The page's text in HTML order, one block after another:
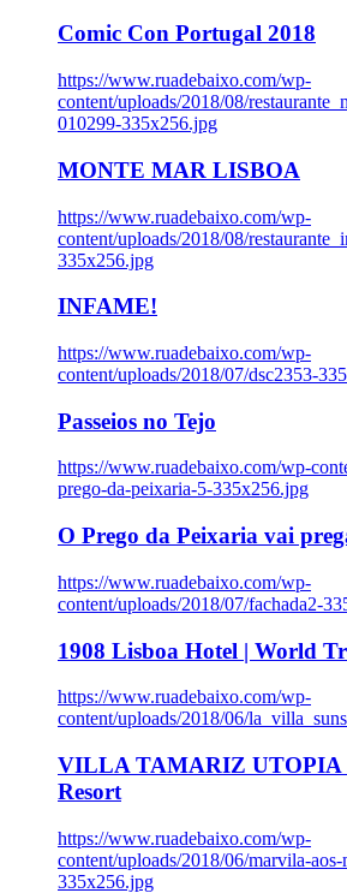
Comic Con Portugal 2018
https://www.ruadebaixo.com/wp-
content/uploads/2018/08/
010299-335x256.jpg
MONTE MAR LISBOA
https://www.ruadebaixo.com/wp-
content/uploads/2018/08/
335x256.jpg
INFAME!
https://www.ruadebaixo.com/wp-
content/uploads/2018/07/dsc2353-
Passeios no Tejo
https://www.ruadebaixo.com/wp-
prego-da-peixaria-5-335x256.jpg
O Prego da Peixaria vai
https://www.ruadebaixo.com/wp-
content/uploads/2018/07/fachada2-
1908 Lisboa Hotel | World
https://www.ruadebaixo.com/wp-
content/uploads/2018/06/
VILLA TAMARIZ UTOPIA
Resort
https://www.ruadebaixo.com/wp-
content/uploads/2018/06/marvila-
335x256.jpg